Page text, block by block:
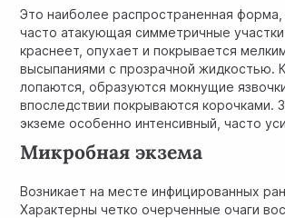
Это наиболее распространенная
часто атакующая симметричные
краснеет, опухает и покрывается
высыпаниями с прозрачной жидкостью.
лопаются, образуются мокнущие
впоследствии покрываются корочками.
экземе особенно интенсивный, часто
Микробная экзема
Возникает на месте инфицированных
Характерны четко очерченные очаги